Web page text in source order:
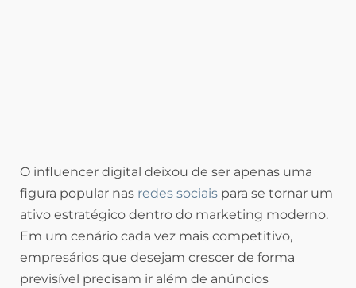
O influencer digital deixou de ser apenas uma
figura popular nas redes sociais para se tornar um
ativo estratégico dentro do marketing moderno.
Em um cenário cada vez mais competitivo,
empresários que desejam crescer de forma
previsível precisam ir além de anúncios